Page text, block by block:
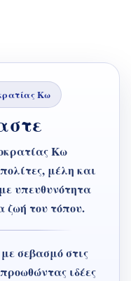
Κω
Κω
μέλη και
υπευθυνότητα
ζωή του τόπου.
σεβασμό στις
ιδέες